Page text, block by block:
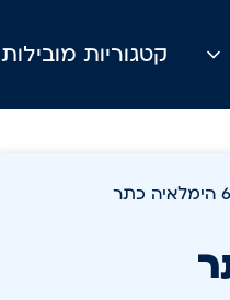
קטגוריות מובילות